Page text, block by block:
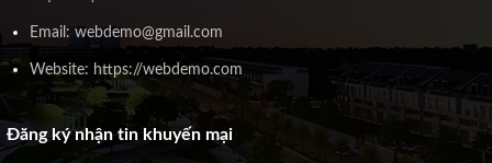
Email: webdemo@gmail.com
Website: https://webdemo.com
Đăng ký nhận tin khuyến mại